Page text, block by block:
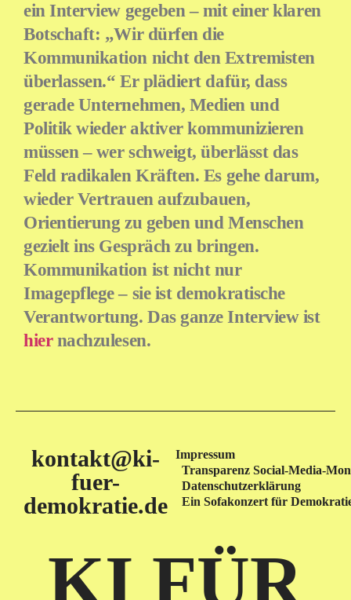
ein Interview gegeben – mit einer klaren
Botschaft: „Wir dürfen die
Kommunikation nicht den Extremisten
überlassen.“ Er plädiert dafür, dass
gerade Unternehmen, Medien und
Politik wieder aktiver kommunizieren
müssen – wer schweigt, überlässt das
Feld radikalen Kräften. Es gehe darum,
wieder Vertrauen aufzubauen,
Orientierung zu geben und Menschen
gezielt ins Gespräch zu bringen.
Kommunikation ist nicht nur
Imagepflege – sie ist demokratische
Verantwortung. Das ganze Interview ist
hiernachzulesen.
kontakt@ki-
fuer-
demokratie.de
Impressum
Transparenz Social-Media-
Datenschutzerklärung
Ein Sofakonzert für
KI FÜR